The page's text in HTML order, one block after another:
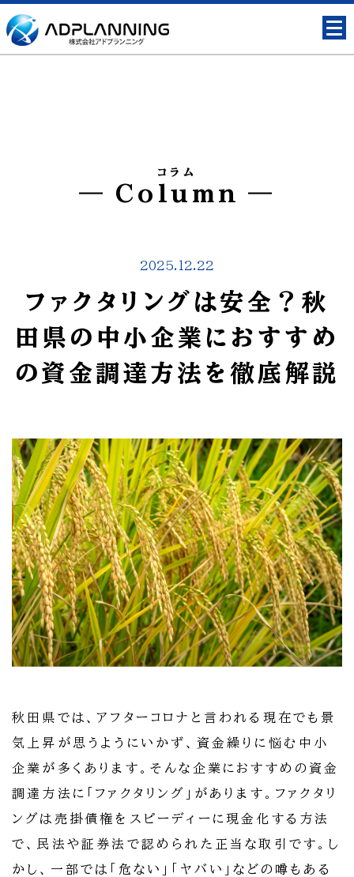
コラム
Column
2025.12.22
ファクタリングは安全？秋
田県の中小企業におすすめ
の資金調達方法を徹底解説
秋田県では、アフターコロナと言われる現在でも景
気上昇が思うようにいかず、資金繰りに悩む中小
企業が多くあります。そんな企業におすすめの資金
調達方法に「ファクタリング」があります。ファクタリ
ングは売掛債権をスピーディーに現金化する方法
で、民法や証券法で認められた正当な取引です。し
かし、一部では「危ない」「ヤバい」などの噂もある